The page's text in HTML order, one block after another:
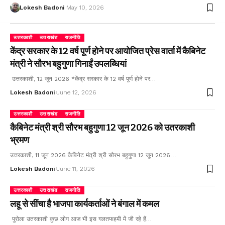
Lokesh Badoni May 10, 2026
उत्तरकाशी उत्तराखंड राजनीति
केंद्र सरकार के 12 वर्ष पूर्ण होने पर आयोजित प्रेस वार्ता में कैबिनेट
मंत्री ने सौरभ बहुगुणा गिनाईं उपलब्धियां
उत्तरकाशी, 12 जून 2026 *केंद्र सरकार के 12 वर्ष पूर्ण होने पर…
Lokesh Badoni June 12, 2026
उत्तरकाशी उत्तराखंड राजनीति
कैबिनेट मंत्री श्री सौरभ बहुगुणा 12 जून 2026 को उतरकाशी
भ्रमण
उत्तरकाशी, 11 जून 2026 कैबिनेट मंत्री श्री सौरभ बहुगुणा 12 जून 2026…
Lokesh Badoni June 11, 2026
उत्तरकाशी उत्तराखंड राजनीति
लहू से सींचा है भाजपा कार्यकर्ताओं ने बंगाल में कमल
पुरोला उतरकाशी कुछ लोग आज भी इस गलतफहमी में जी रहे हैं…